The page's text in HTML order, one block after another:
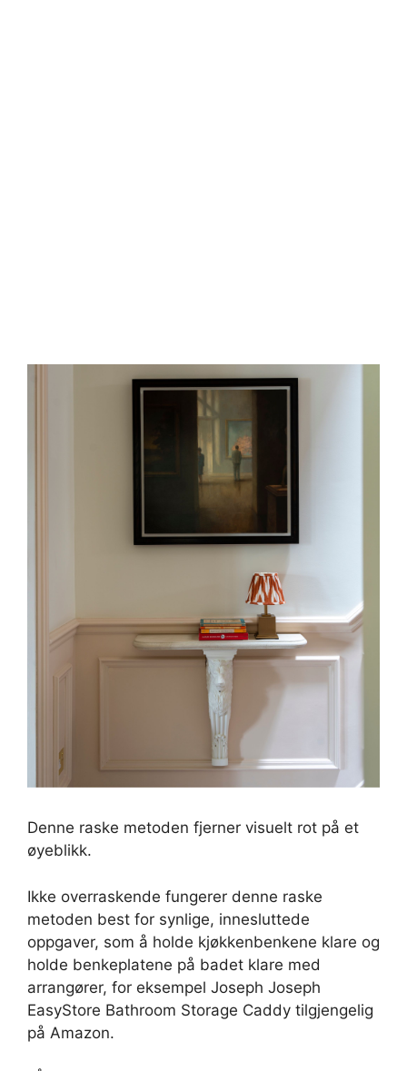
Denne raske metoden fjerner visuelt rot på et
øyeblikk.
Ikke overraskende fungerer denne raske
metoden best for synlige, innesluttede
oppgaver, som å holde kjøkkenbenkene klare og
holde benkeplatene på badet klare med
arrangører, for eksempel Joseph Joseph
EasyStore Bathroom Storage Caddy tilgjengelig
på Amazon.